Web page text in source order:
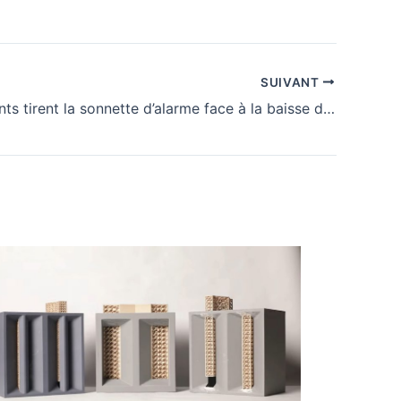
SUIVANT
Les fabricants tirent la sonnette d’alarme face à la baisse des ventes de pompes à chaleur air-eau